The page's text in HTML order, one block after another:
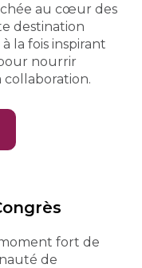
au cœur des
destination
la fois inspirant
nourrir
collaboration.
fort de
de